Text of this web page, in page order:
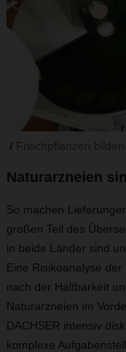
Naturarzneien
So machen
großen Teil des
in beide Länder sind
Eine Risikoanalyse
nach der Haltbarkeit
Naturarzneien im
DACHSER intensiv
komplexe